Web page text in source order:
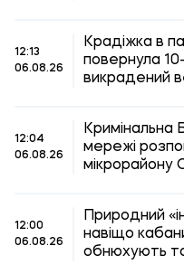
12:13
06.08.26
Крадіжка в
повернула
викрадений
12:04
06.08.26
Кримінальна
мережі
мікрорайону
12:00
06.08.26
Природний
навіщо
обнюхують